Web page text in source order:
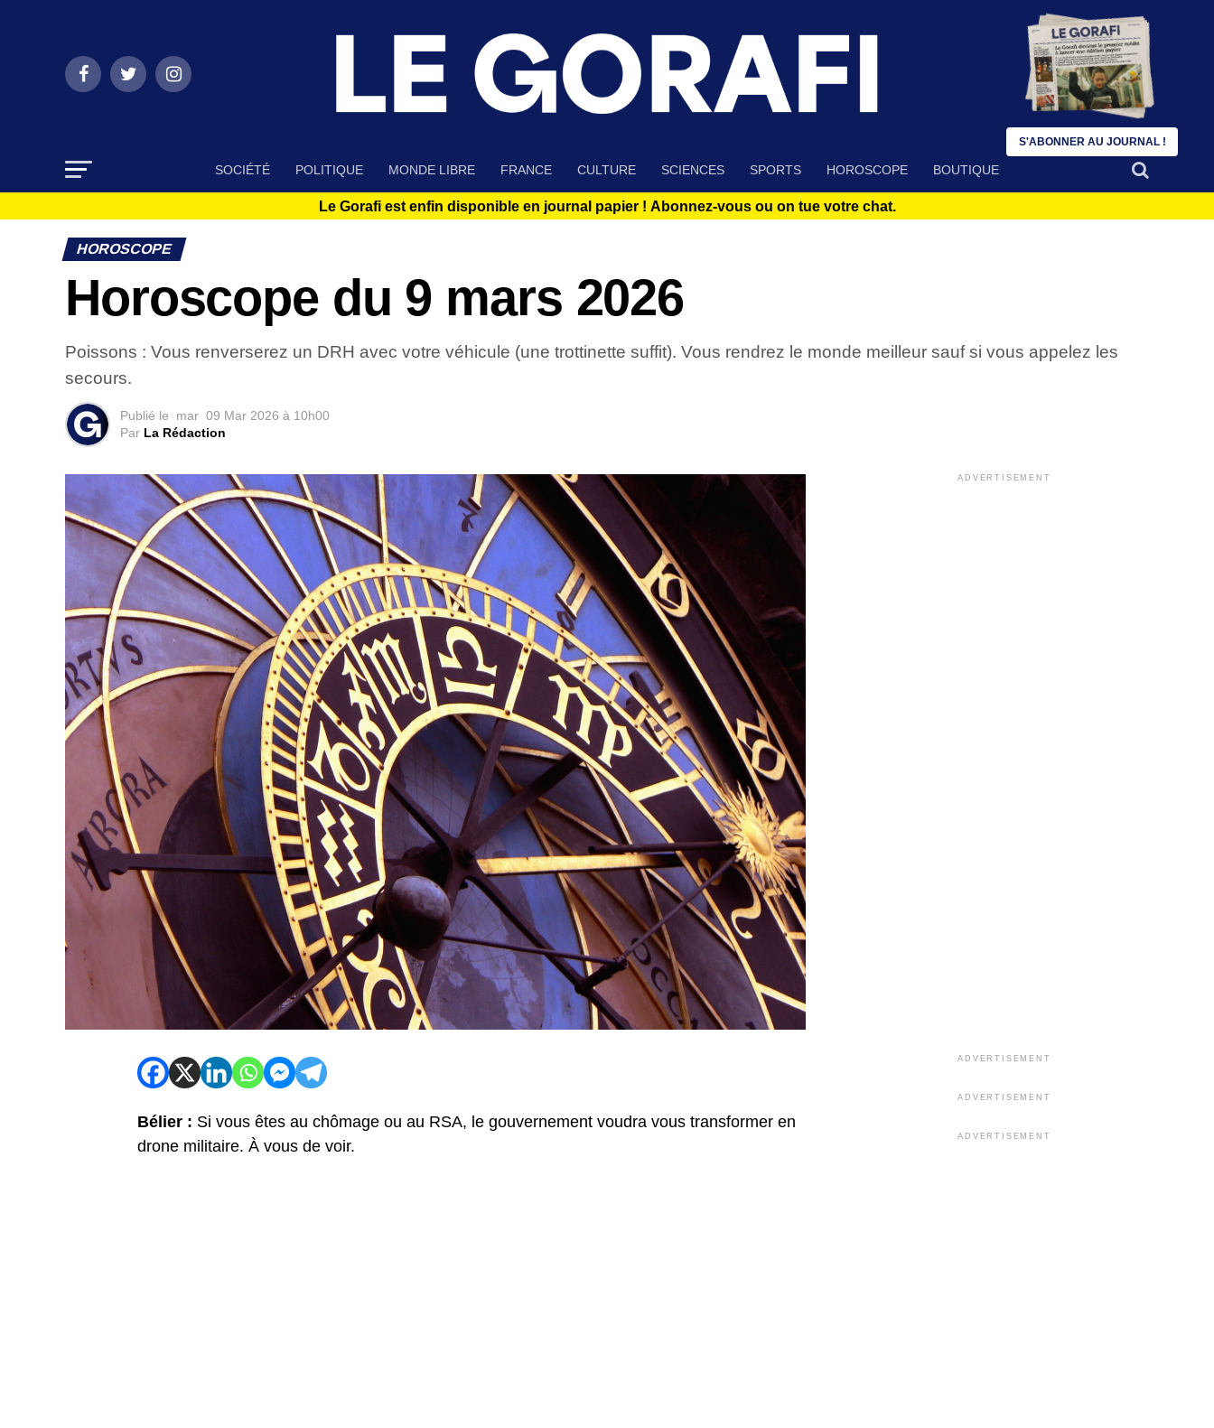
SOCIÉTÉ POLITIQUE MONDE LIBRE FRANCE CULTURE SCIENCES SPORTS HOROSCOPE BOUTIQUE
Le Gorafi est enfin disponible en journal papier ! Abonnez-vous ou on tue votre chat.
HOROSCOPE
Horoscope du 9 mars 2026
Poissons : Vous renverserez un DRH avec votre véhicule (une trottinette suffit). Vous rendrez le monde meilleur sauf si vous appelez les
secours.
Publié le mar 09 Mar 2026 à 10h00
Par La Rédaction
Bélier : Si vous êtes au chômage ou au RSA, le gouvernement voudra vous transformer en
drone militaire. À vous de voir.
ADVERTISEMENT
ADVERTISEMENT
ADVERTISEMENT
ADVERTISEMENT
S'ABONNER AU JOURNAL !